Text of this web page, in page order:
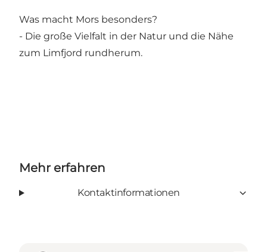
Was macht Mors besonders?
- Die große Vielfalt in der Natur und die Nähe
zum Limfjord rundherum.
Mehr erfahren
Kontaktinformationen